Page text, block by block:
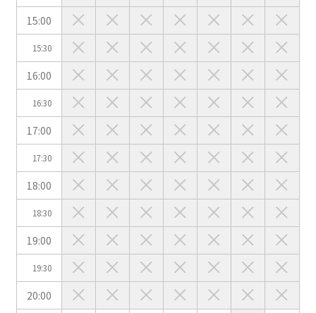
15:00
15:30
16:00
16:30
17:00
17:30
18:00
18:30
19:00
19:30
20:00
4t車以上荷捌きあり
裏導線あり
時間貸し駐車場あり
専有回線(NURO)あり
用途で選ぶ
パーティ・懇親会
株主総会・IR
e-sports大会
プレス発表
試験
展示会・販売会
選択している条件をリセットする